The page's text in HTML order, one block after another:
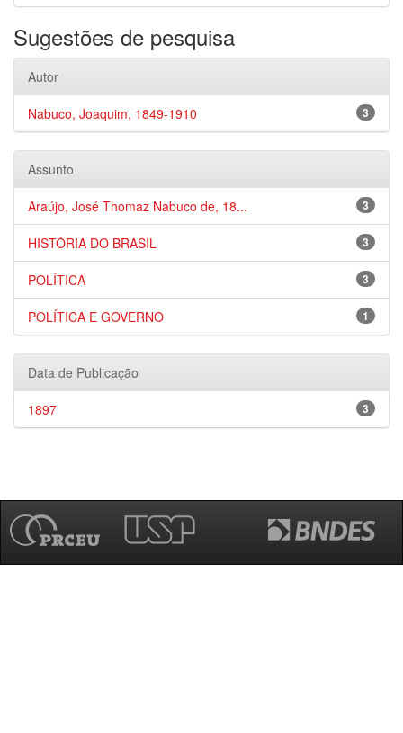
Sugestões de pesquisa
Autor
3
Nabuco, Joaquim, 1849-1910
Assunto
3
Araújo, José Thomaz Nabuco de, 18...
3
HISTÓRIA DO BRASIL
3
POLÍTICA
1
POLÍTICA E GOVERNO
Data de Publicação
3
1897